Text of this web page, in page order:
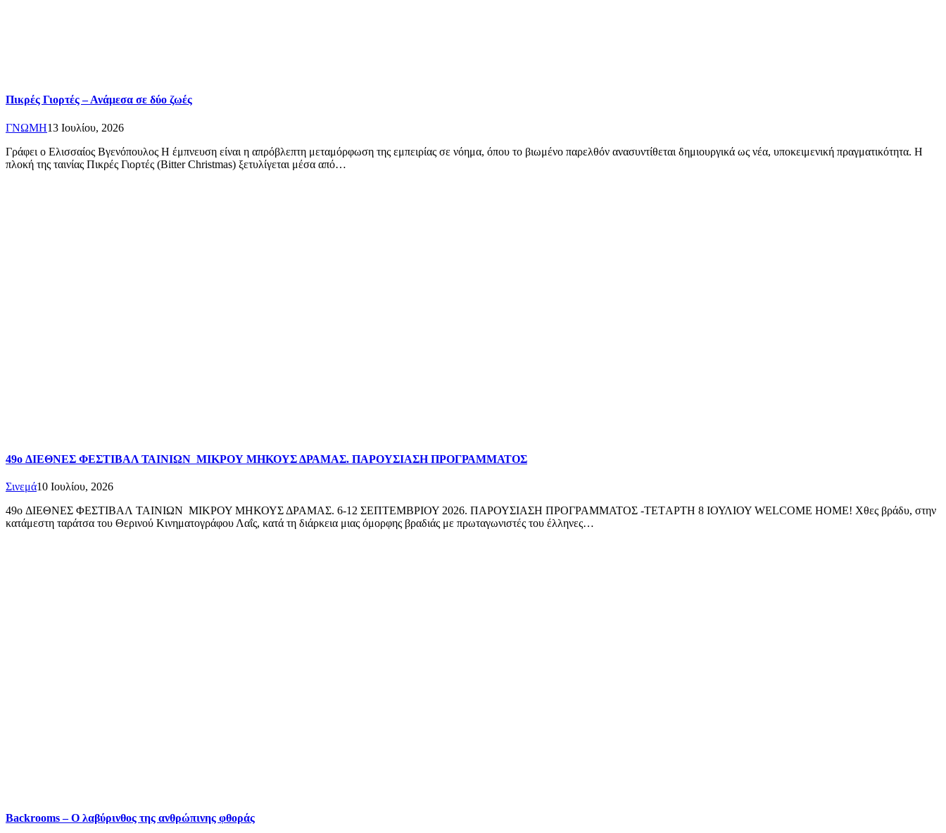
Πικρές Γιορτές – Ανάμεσα σε δύο ζωές
ΓΝΩΜΗ13 Ιουλίου, 2026
Γράφει ο Ελισσαίος Βγενόπουλος Η έμπνευση είναι η απρόβλεπτη μεταμόρφωση της εμπειρίας σε νόημα, όπου το βιωμένο παρελθόν ανασυντίθεται δημιουργικά ως νέα, υποκειμενική πραγματικότητα. Η
πλοκή της ταινίας Πικρές Γιορτές (Bitter Christmas) ξετυλίγεται μέσα από…
49o ΔΙΕΘΝΕΣ ΦΕΣΤΙΒΑΛ ΤΑΙΝΙΩΝ ΜΙΚΡΟΥ ΜΗΚΟΥΣ ΔΡΑΜΑΣ. ΠΑΡΟΥΣΙΑΣΗ ΠΡΟΓΡΑΜΜΑΤΟΣ
Σινεμά10 Ιουλίου, 2026
49o ΔΙΕΘΝΕΣ ΦΕΣΤΙΒΑΛ ΤΑΙΝΙΩΝ ΜΙΚΡΟΥ ΜΗΚΟΥΣ ΔΡΑΜΑΣ. 6-12 ΣΕΠΤΕΜΒΡΙΟΥ 2026. ΠΑΡΟΥΣΙΑΣΗ ΠΡΟΓΡΑΜΜΑΤΟΣ -TETΑΡΤΗ 8 IΟΥΛΙΟΥ WELCOME HOME! Χθες βράδυ, στην
κατάμεστη ταράτσα του Θερινού Κινηματογράφου Λαΐς, κατά τη διάρκεια μιας όμορφης βραδιάς με πρωταγωνιστές του έλληνες…
Backrooms – Ο λαβύρινθος της ανθρώπινης φθοράς